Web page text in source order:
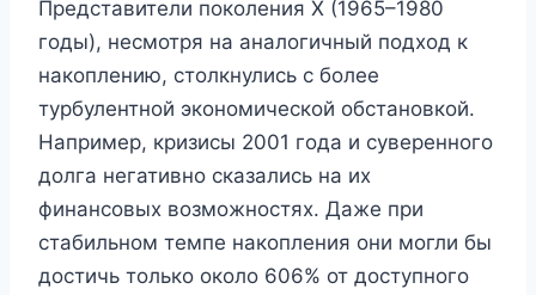
Представители поколения X (1965–1980
годы), несмотря на аналогичный подход к
накоплению, столкнулись с более
турбулентной экономической обстановкой.
Например, кризисы 2001 года и суверенного
долга негативно сказались на их
финансовых возможностях. Даже при
стабильном темпе накопления они могли бы
достичь только около 606% от доступного